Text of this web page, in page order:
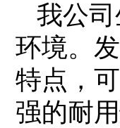
我公
环境。
特点，
强的耐